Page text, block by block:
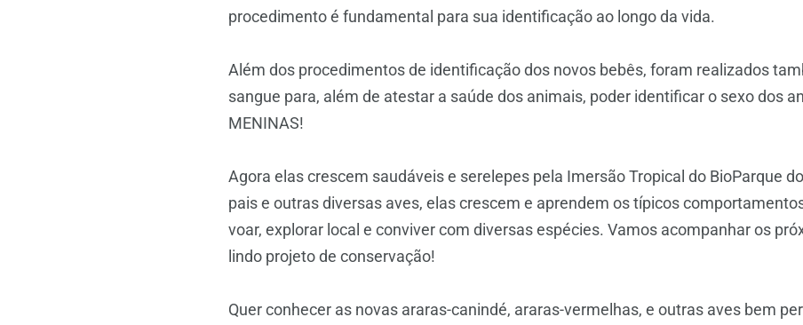
procedimento é fundamental para sua identificação ao longo da vida.
Além dos procedimentos de identificação dos novos bebês, foram realizados
sangue para, além de atestar a saúde dos animais, poder identificar o sexo dos
MENINAS!
Agora elas crescem saudáveis e serelepes pela Imersão Tropical do BioParque
pais e outras diversas aves, elas crescem e aprendem os típicos
voar, explorar local e conviver com diversas espécies. Vamos acompanhar os
lindo projeto de conservação!
Quer conhecer as novas araras-canindé, araras-vermelhas, e outras aves bem